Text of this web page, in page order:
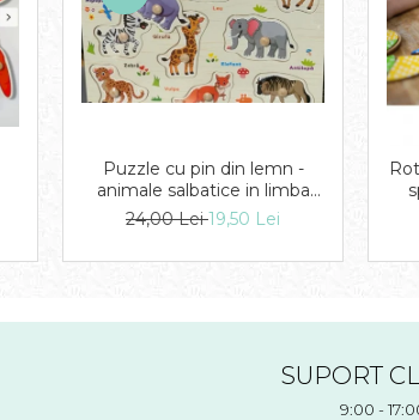
Puzzle cu pin din lemn -
animale salbatice in limba
romana
24,00 Lei19,50 Lei
SUPORT
9:00 -